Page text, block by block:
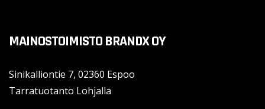
MAINOSTOIMISTO BRANDX OY
Sinikalliontie 7, 02360 Espoo
Tarratuotanto Lohjalla